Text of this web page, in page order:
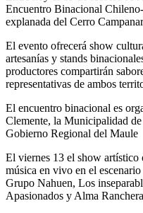
Encuentro Binacional
explanada del Cerro
El evento ofrecerá show
artesanías y stands
productores compartirán
representativas de ambos
El encuentro binacional es
Clemente, la Municipalidad
Gobierno Regional del Maule
El viernes 13 el show artístico
música en vivo en el
Grupo Nahuen, Los
Apasionados y Alma